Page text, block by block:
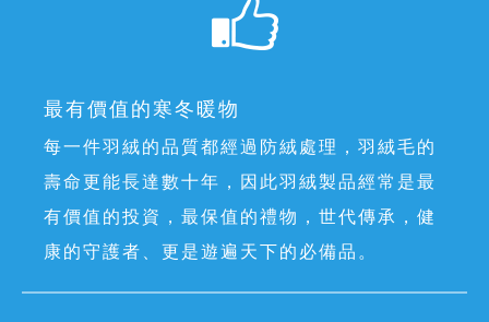
最有價值的寒冬暖物
每一件羽絨的品質都經過防絨處理，羽絨毛的
壽命更能長達數十年，因此羽絨製品經常是最
有價值的投資，最保值的禮物，世代傳承，健
康的守護者、更是遊遍天下的必備品。